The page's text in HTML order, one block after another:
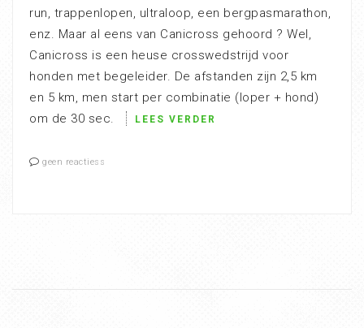
run, trappenlopen, ultraloop, een bergpasmarathon,
enz. Maar al eens van Canicross gehoord ? Wel,
Canicross is een heuse crosswedstrijd voor
honden met begeleider. De afstanden zijn 2,5 km
en 5 km, men start per combinatie (loper + hond)
om de 30 sec.
LEES VERDER
geen reactiess